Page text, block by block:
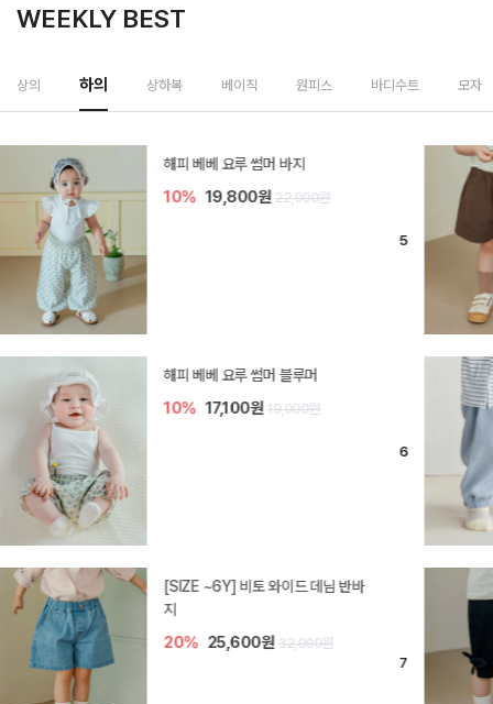
WEEKLY BEST
상의 하의 상하복 베이직 원피스 바디수트 모자
[SIZE ~6Y] 델린 린넨 바지
10% 21,600원 24,000원
듀이 아기 바지
10% 17,100원 19,000원
[SIZE ~6Y] 라핀 카프리 팬츠